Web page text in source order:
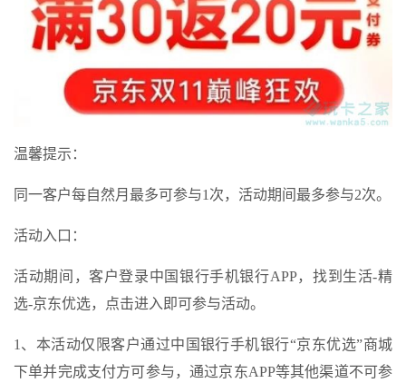
温馨提示：
同一客户每自然月最多可参与1次，活动期间最多参与2次。
活动入口：
活动期间，客户登录中国银行手机银行APP，找到生活-精
选-京东优选，点击进入即可参与活动。
1、本活动仅限客户通过中国银行手机银行“京东优选”商城
下单并完成支付方可参与，通过京东APP等其他渠道不可参